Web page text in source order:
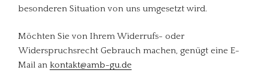
besonderen Situation von uns umgesetzt wird.
Möchten Sie von Ihrem Widerrufs- oder
Widerspruchsrecht Gebrauch machen, genügt eine E-
Mail an kontakt@amb-gu.de